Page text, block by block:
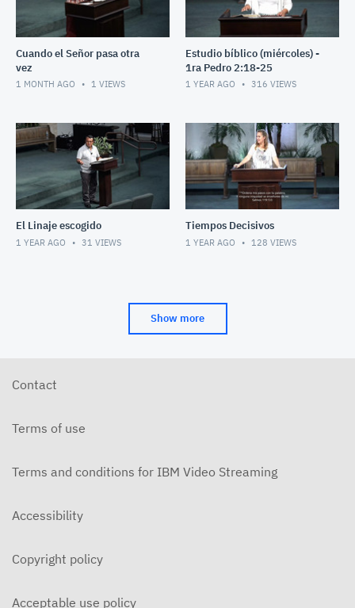
Cuando el Señor pasa otra
vez
1 MONTH AGO 1 VIEWS
Estudio bíblico (miércoles) -
1ra Pedro 2:18-25
1 YEAR AGO 316 VIEWS
El Linaje escogido
1 YEAR AGO 31 VIEWS
Tiempos Decisivos
1 YEAR AGO 128 VIEWS
Show more
Contact
Terms of use
Terms and conditions for IBM Video Streaming
Accessibility
Copyright policy
Acceptable use policy